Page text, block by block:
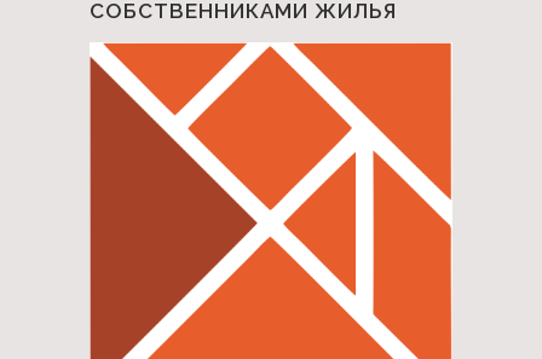
СОБСТВЕННИКАМИ ЖИЛЬЯ